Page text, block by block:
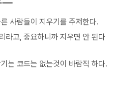
사람들이 지우기를 주저한다.
라고, 중요하니까 지우면 안 된다
는 코드는 없는것이 바람직 하다.